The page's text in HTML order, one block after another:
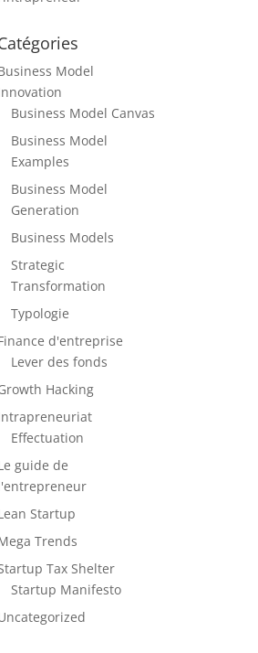
Model
Business Model Canvas
Business Model
Examples
Business Model
Generation
Business Models
Strategic
Transformation
Typologie
d'entreprise
Lever des fonds
Hacking
Effectuation
guide de
Startup
Trends
Tax Shelter
Startup Manifesto